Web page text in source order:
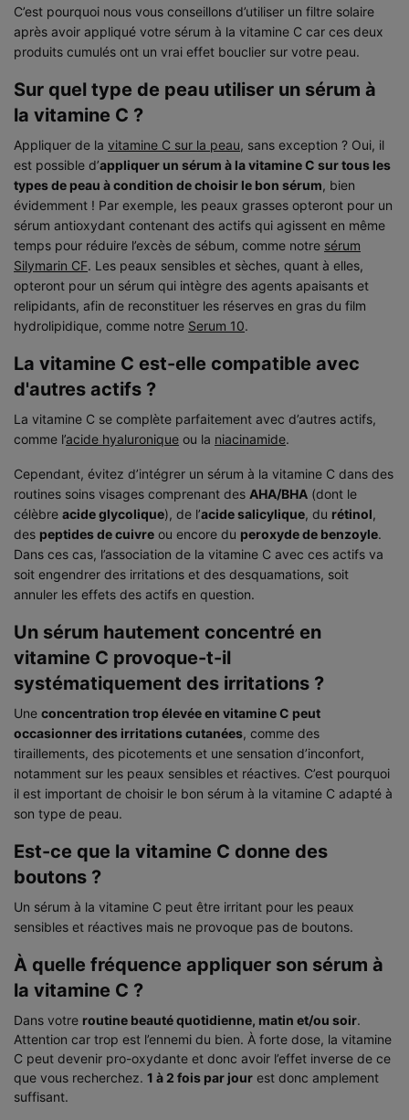
C’est pourquoi nous vous conseillons d’utiliser un filtre solaire
après avoir appliqué votre sérum à la vitamine C car ces deux
produits cumulés ont un vrai effet bouclier sur votre peau.
Sur quel type de peau utiliser un sérum à
la vitamine C ?
Appliquer de la vitamine C sur la peau, sans exception ? Oui, il
est possible d’appliquer un sérum à la vitamine C sur tous les
types de peau à condition de choisir le bon sérum, bien
évidemment ! Par exemple, les peaux grasses opteront pour un
sérum antioxydant contenant des actifs qui agissent en même
temps pour réduire l’excès de sébum, comme notre sérum
Silymarin CF. Les peaux sensibles et sèches, quant à elles,
opteront pour un sérum qui intègre des agents apaisants et
relipidants, afin de reconstituer les réserves en gras du film
hydrolipidique, comme notre Serum 10.
La vitamine C est-elle compatible avec
d'autres actifs ?
La vitamine C se complète parfaitement avec d’autres actifs,
comme l’acide hyaluronique ou la niacinamide.
Cependant, évitez d’intégrer un sérum à la vitamine C dans des
routines soins visages comprenant des AHA/BHA (dont le
célèbre acide glycolique), de l’acide salicylique, du rétinol,
des peptides de cuivre ou encore du peroxyde de benzoyle.
Dans ces cas, l’association de la vitamine C avec ces actifs va
soit engendrer des irritations et des desquamations, soit
annuler les effets des actifs en question.
Un sérum hautement concentré en
vitamine C provoque-t-il
systématiquement des irritations ?
Une concentration trop élevée en vitamine C peut
occasionner des irritations cutanées, comme des
tiraillements, des picotements et une sensation d’inconfort,
notamment sur les peaux sensibles et réactives. C’est pourquoi
il est important de choisir le bon sérum à la vitamine C adapté à
son type de peau.
Est-ce que la vitamine C donne des
boutons ?
Un sérum à la vitamine C peut être irritant pour les peaux
sensibles et réactives mais ne provoque pas de boutons.
À quelle fréquence appliquer son sérum à
la vitamine C ?
Dans votre routine beauté quotidienne, matin et/ou soir.
Attention car trop est l’ennemi du bien. À forte dose, la vitamine
C peut devenir pro-oxydante et donc avoir l’effet inverse de ce
que vous recherchez. 1 à 2 fois par jour est donc amplement
suffisant.